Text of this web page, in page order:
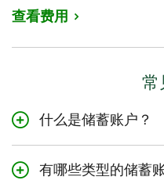
查看费用
常
什么是储蓄账户？
储蓄账户是一种专为
户。此类账户可用于
有哪些类型的储蓄